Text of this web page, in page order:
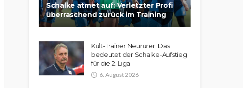
Schalke atmet auf: Verletzter Profi
überraschend zurück im Training
Kult-Trainer Neururer: Das
bedeutet der Schalke-Aufstieg
für die 2. Liga
6. August 2026